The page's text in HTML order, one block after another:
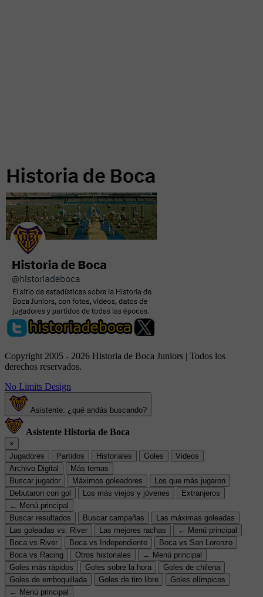
Copyright 2005 - 2026 Historia de Boca Juniors | Todos los
derechos reservados.
No Limits Design
Asistente: ¿qué andás buscando?
Asistente Historia de Boca
×
Jugadores
Partidos Historiales Goles
Videos
Archivo Digital
Más temas
Buscar jugador
Máximos goleadores
Los que más jugaron
Debutaron con gol
Los más viejos y jóvenes
Extranjeros
← Menú principal
Buscar resultados
Buscar campañas
Las máximas goleadas
Las goleadas vs. River
Las mejores rachas
← Menú principal
Boca vs River
Boca vs Independiente
Boca vs San Lorenzo
Boca vs Racing
Otros historiales
← Menú principal
Goles más rápidos
Goles sobre la hora
Goles de chilena
Goles de emboquillada
Goles de tiro libre
Goles olímpicos
← Menú principal